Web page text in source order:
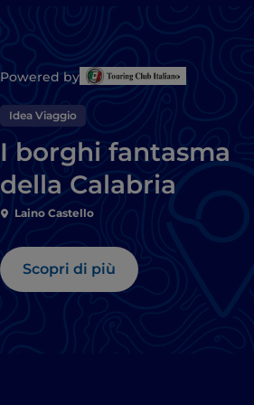
Powered by
Idea Viaggio
I borghi fantasma
della Calabria
Laino Castello
Scopri di più